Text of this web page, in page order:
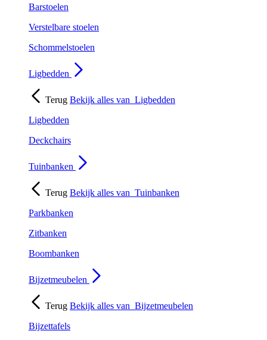
Barstoelen
Verstelbare stoelen
Schommelstoelen
Ligbedden
Terug Bekijk alles van Ligbedden
Ligbedden
Deckchairs
Tuinbanken
Terug Bekijk alles van Tuinbanken
Parkbanken
Zitbanken
Boombanken
Bijzetmeubelen
Terug Bekijk alles van Bijzetmeubelen
Bijzettafels